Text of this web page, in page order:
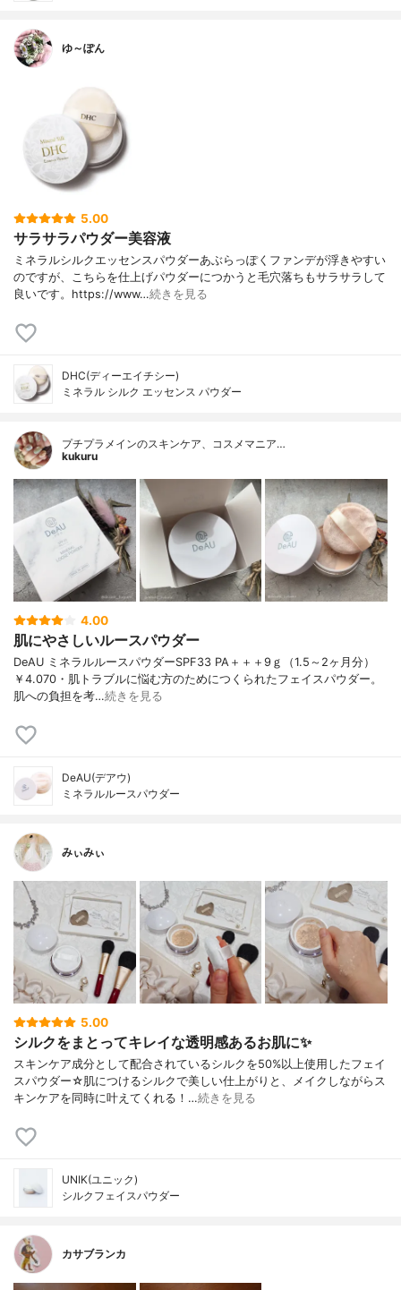
ゆ～ぽん
5.00
サラサラパウダー美容液
ミネラルシルクエッセンスパウダーあぶらっぽくファンデが浮きやすい
のですが、こちらを仕上げパウダーにつかうと毛穴落ちもサラサラして
良いです。https://www…続きを見る
DHC(ディーエイチシー)
ミネラル シルク エッセンス パウダー
プチプラメインのスキンケア、コスメマニア…
kukuru
4.00
肌にやさしいルースパウダー
DeAU ミネラルルースパウダーSPF33 PA＋＋＋9ｇ（1.5～2ヶ月分）
￥4.070・肌トラブルに悩む方のためにつくられたフェイスパウダー。
肌への負担を考…続きを見る
DeAU(デアウ)
ミネラルルースパウダー
みぃみぃ
5.00
シルクをまとってキレイな透明感あるお肌に✨
スキンケア成分として配合されているシルクを50%以上使用したフェイ
スパウダー☆肌につけるシルクで美しい仕上がりと、メイクしながらス
キンケアを同時に叶えてくれる！…続きを見る
UNIK(ユニック)
シルクフェイスパウダー
カサブランカ